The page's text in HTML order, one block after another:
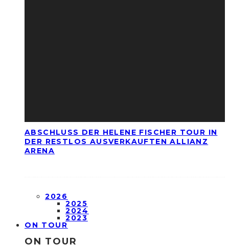
ABSCHLUSS DER HELENE FISCHER TOUR IN
DER RESTLOS AUSVERKAUFTEN ALLIANZ
ARENA
2026
2025
2024
2023
ON TOUR
ON TOUR